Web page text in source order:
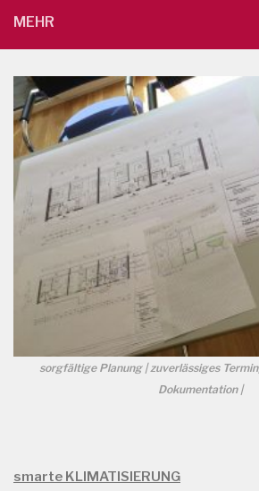
MEHR
sorgfältige Planung | zuverlässiges
Dokumentation |
smarte KLIMATISIERUNG